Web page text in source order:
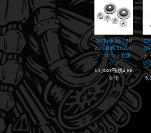
GKTech 86 / BR
Z / GR86 5X114.
3 フロント変換
ハブ
51,330円(税4,66
6円)
ト
ク